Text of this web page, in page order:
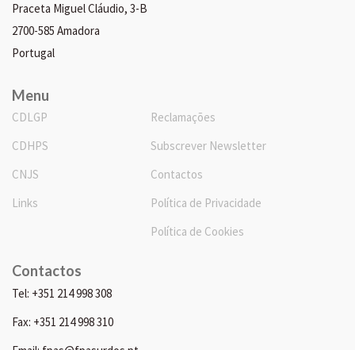
Praceta Miguel Cláudio, 3-B
2700-585 Amadora
Portugal
Menu
CDLGP
CDHPS
CNJS
Links
Reclamações
Subscrever Newsletter
Contactos
Política de Privacidade
Política de Cookies
Contactos
Tel: +351 214 998 308
Fax: +351 214 998 310